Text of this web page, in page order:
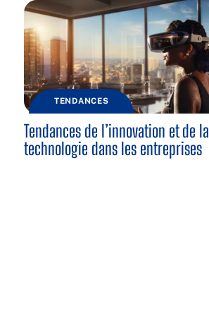
TENDANCES
Tendances de l’innovation et de la
technologie dans les entreprises